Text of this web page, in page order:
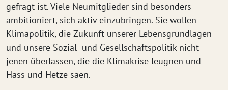
gefragt ist. Viele Neumitglieder sind besonders
ambitioniert, sich aktiv einzubringen. Sie wollen
Klimapolitik, die Zukunft unserer Lebensgrundlagen
und unsere Sozial- und Gesellschaftspolitik nicht
jenen überlassen, die die Klimakrise leugnen und
Hass und Hetze säen.